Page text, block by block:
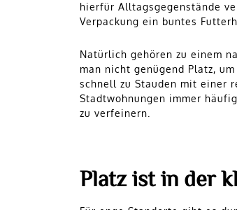
hierfür Alltagsgegenstände
Verpackung ein buntes
Natürlich gehören zu einem
man nicht genügend Platz,
schnell zu Stauden mit einer
Stadtwohnungen immer
zu verfeinern.
Platz ist in der